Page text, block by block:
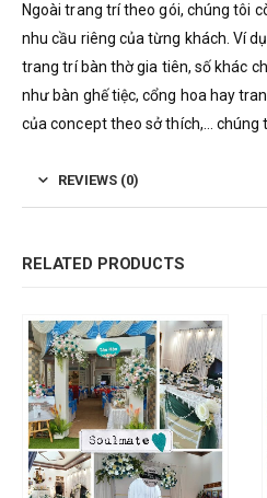
Ngoài trang trí theo gói, chúng tôi
nhu cầu riêng của từng khách. Ví
trang trí bàn thờ gia tiên, số khác
như bàn ghế tiệc, cổng hoa hay
của concept theo sở thích,… chúng
REVIEWS (0)
RELATED PRODUCTS